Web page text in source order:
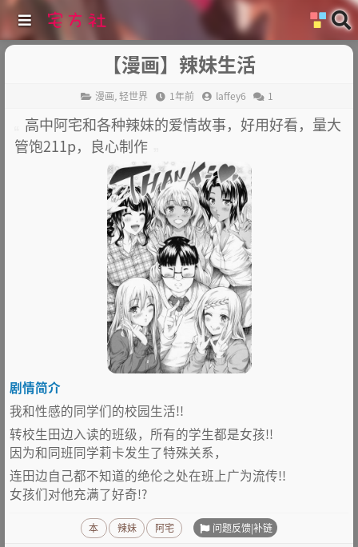
【漫画】辣妹生活
漫画,轻世界 1年前 laffey6 1
高中阿宅和各种辣妹的爱情故事，好用好看，量大
管饱211p，良心制作
剧情简介
我和性感的同学们的校园生活!!
转校生田边入读的班级，所有的学生都是女孩!!
因为和同班同学莉卡发生了特殊关系，
连田边自己都不知道的绝伦之处在班上广为流传!!
女孩们对他充满了好奇!?
本 辣妹 阿宅 问题反馈|补链